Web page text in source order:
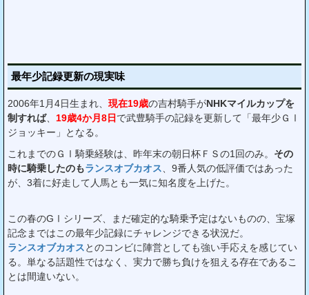
最年少記録更新の現実味
2006年1月4日生まれ、 現在19歳の吉村騎手がNHKマイルカップを
制すれば、 19歳4か月8日 で武豊騎手の記録を更新して「最年少ＧⅠ
ジョッキー」となる。
これまでのＧⅠ騎乗経験は、昨年末の朝日杯ＦＳの1回のみ。 その
時に騎乗したのもランスオブカオス 、9番人気の低評価ではあった
が、3着に好走して人馬とも一気に知名度を上げた。
この春のGⅠシリーズ、まだ確定的な騎乗予定はないものの、宝塚
記念まではこの最年少記録にチャレンジできる状況だ。
ランスオブカオスとのコンビに陣営としても強い手応えを感じてい
る。単なる話題性ではなく、実力で勝ち負けを狙える存在であるこ
とは間違いない。